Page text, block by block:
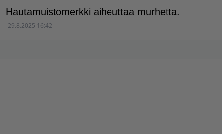
Hautamuistomerkki aiheuttaa murhetta.
29.8.2025 16:42